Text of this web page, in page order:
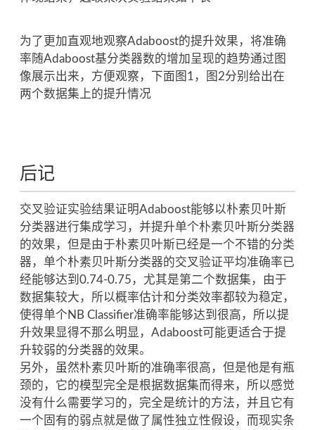
为了更加直观地观察Adaboost的提升效果，将准确
率随Adaboost基分类器数的增加呈现的趋势通过图
像展示出来，方便观察，下面图1，图2分别给出在
两个数据集上的提升情况
后记
交叉验证实验结果证明Adaboost能够以朴素贝叶斯
分类器进行集成学习，并提升单个朴素贝叶斯分类器
的效果，但是由于朴素贝叶斯已经是一个不错的分类
器，单个朴素贝叶斯分类器的交叉验证平均准确率已
经能够达到0.74-0.75，尤其是第二个数据集，由于
数据集较大，所以概率估计和分类效率都较为稳定，
使得单个NB Classifier准确率能够达到很高，所以提
升效果显得不那么明显，Adaboost可能更适合于提
升较弱的分类器的效果。
另外，虽然朴素贝叶斯的准确率很高，但是他是有瓶
颈的，它的模型完全是根据数据集而得来，所以感觉
没有什么需要学习的，完全是统计的方法，并且它有
一个固有的弱点就是做了属性独立性假设，而现实条